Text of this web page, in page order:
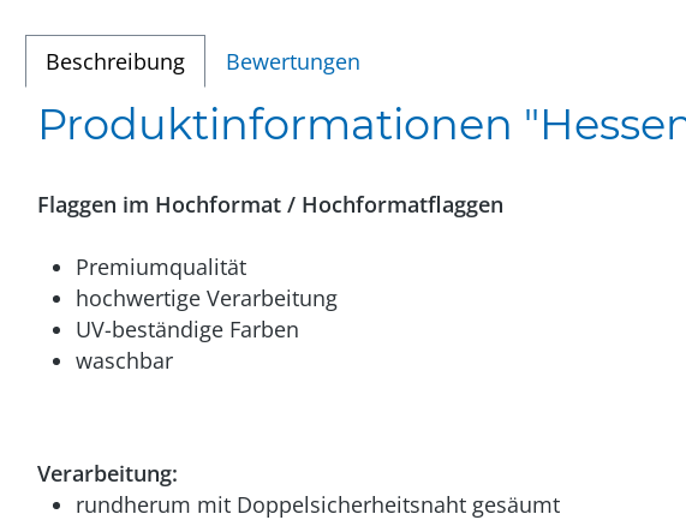
Beschreibung Bewertungen
Produktinformationen
Flaggen im Hochformat / Hochformatflaggen
Premiumqualität
hochwertige Verarbeitung
UV-beständige Farben
waschbar
Verarbeitung:
rundherum mit Doppelsicherheitsnaht gesäumt